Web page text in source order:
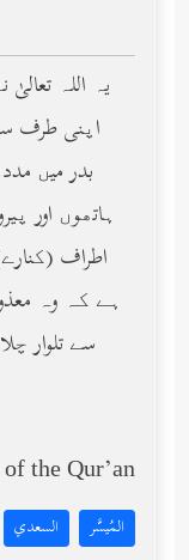
اپنی طرف
ہاتھوں اور
اطراف
ہے کہ وہ
سے تلوار
the Qur’an:
المُيسَّر السعدي